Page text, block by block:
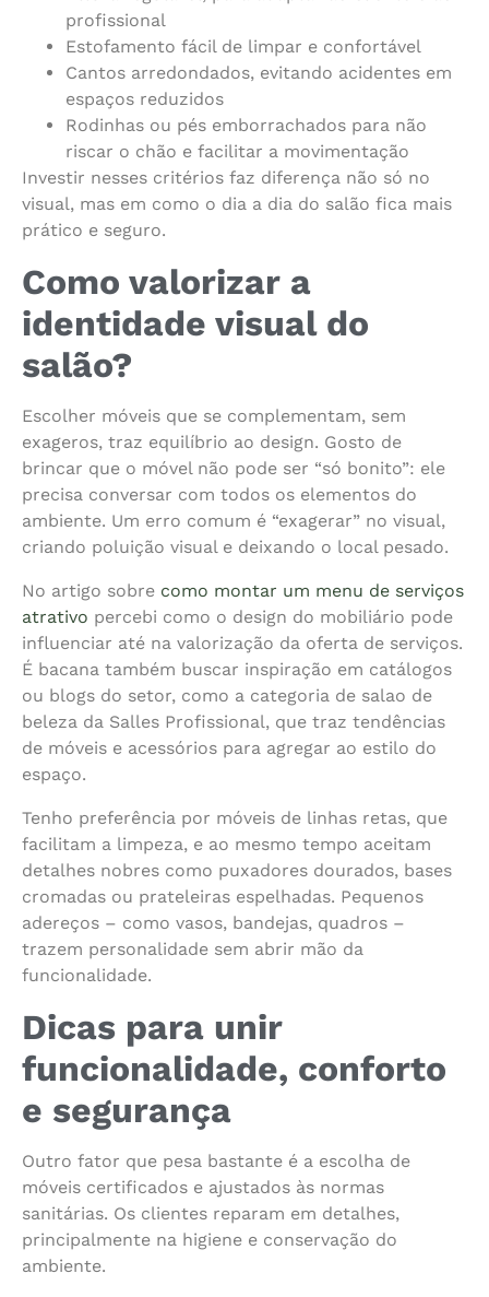
profissional
Estofamento fácil de limpar e confortável
Cantos arredondados, evitando acidentes em
espaços reduzidos
Rodinhas ou pés emborrachados para não
riscar o chão e facilitar a movimentação
Investir nesses critérios faz diferença não só no
visual, mas em como o dia a dia do salão fica mais
prático e seguro.
Como valorizar a
identidade visual do
salão?
Escolher móveis que se complementam, sem
exageros, traz equilíbrio ao design. Gosto de
brincar que o móvel não pode ser “só bonito”: ele
precisa conversar com todos os elementos do
ambiente. Um erro comum é “exagerar” no visual,
criando poluição visual e deixando o local pesado.
No artigo sobre como montar um menu de serviços
atrativo percebi como o design do mobiliário pode
influenciar até na valorização da oferta de serviços.
É bacana também buscar inspiração em catálogos
ou blogs do setor, como a categoria de salao de
beleza da Salles Profissional, que traz tendências
de móveis e acessórios para agregar ao estilo do
espaço.
Tenho preferência por móveis de linhas retas, que
facilitam a limpeza, e ao mesmo tempo aceitam
detalhes nobres como puxadores dourados, bases
cromadas ou prateleiras espelhadas. Pequenos
adereços – como vasos, bandejas, quadros –
trazem personalidade sem abrir mão da
funcionalidade.
Dicas para unir
funcionalidade, conforto
e segurança
Outro fator que pesa bastante é a escolha de
móveis certificados e ajustados às normas
sanitárias. Os clientes reparam em detalhes,
principalmente na higiene e conservação do
ambiente.